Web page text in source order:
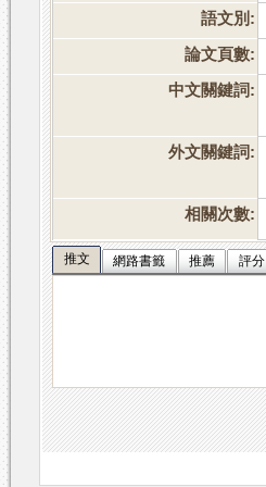
語文別:
論文頁數:
中文關鍵詞:
外文關鍵詞:
相關次數:
推文 網路書籤 推薦 評分